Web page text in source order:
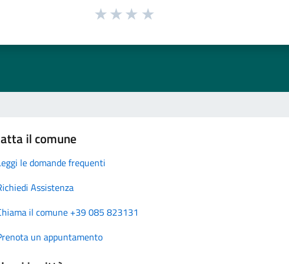
il comune
le domande frequenti
Assistenza
il comune +39 085 823131
un appuntamento